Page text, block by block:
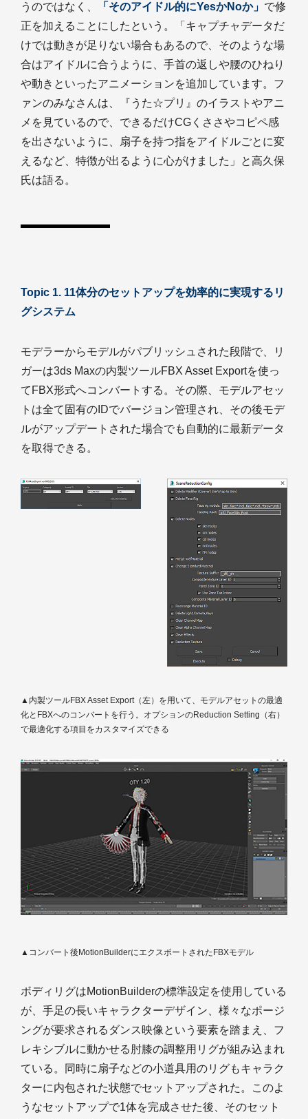
うのではなく、 「そのアイドル的にYesかNoか」 で修
正を加えることにしたという。「キャプチャデータだ
けでは動きが足りない場合もあるので、そのような場
合はアイドルに合うように、手首の返しや腰のひねり
や動きといったアニメーションを追加しています。フ
ァンのみなさんは、『うた☆プリ』のイラストやアニ
メを見ているので、できるだけCGくささやコピペ感
を出さないように、扇子を持つ指をアイドルごとに変
えるなど、特徴が出るように心がけました」と高久保
氏は語る。
Topic 1. 11体分のセットアップを効率的に実現するリ
グシステム
モデラーからモデルがパブリッシュされた段階で、リ
ガーは3ds Maxの内製ツールFBX Asset Exportを使っ
てFBX形式へコンバートする。その際、モデルアセッ
トは全て固有のIDでバージョン管理され、その後モデ
ルがアップデートされた場合でも自動的に最新データ
を取得できる。
▲内製ツールFBX Asset Export（左）を用いて、モデルアセットの最適
化とFBXへのコンバートを行う。オプションのReduction Setting（右）
で最適化する項目をカスタマイズできる
▲コンバート後MotionBuilderにエクスポートされたFBXモデル
ボディリグはMotionBuilderの標準設定を使用している
が、手足の長いキャラクターデザイン、様々なポージ
ングが要求されるダンス映像という要素を踏まえ、フ
レキシブルに動かせる肘膝の調整用リグが組み込まれ
ている。同時に扇子などの小道具用のリグもキャラク
ターに内包された状態でセットアップされた。このよ
うなセットアップで1体を完成させた後、そのセット